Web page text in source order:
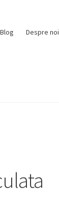
Blog Despre noi